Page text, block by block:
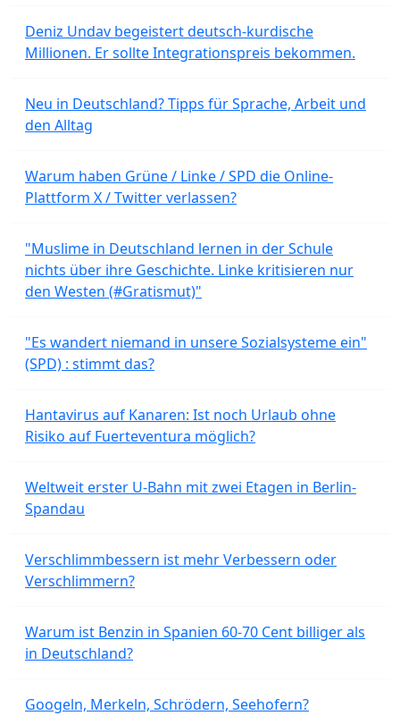
Deniz Undav begeistert deutsch-kurdische
Millionen. Er sollte Integrationspreis bekommen.
Neu in Deutschland? Tipps für Sprache, Arbeit und
den Alltag
Warum haben Grüne / Linke / SPD die Online-
Plattform X / Twitter verlassen?
"Muslime in Deutschland lernen in der Schule
nichts über ihre Geschichte. Linke kritisieren nur
den Westen (#Gratismut)"
"Es wandert niemand in unsere Sozialsysteme ein"
(SPD) : stimmt das?
Hantavirus auf Kanaren: Ist noch Urlaub ohne
Risiko auf Fuerteventura möglich?
Weltweit erster U-Bahn mit zwei Etagen in Berlin-
Spandau
Verschlimmbessern ist mehr Verbessern oder
Verschlimmern?
Warum ist Benzin in Spanien 60-70 Cent billiger als
in Deutschland?
Googeln, Merkeln, Schrödern, Seehofern?